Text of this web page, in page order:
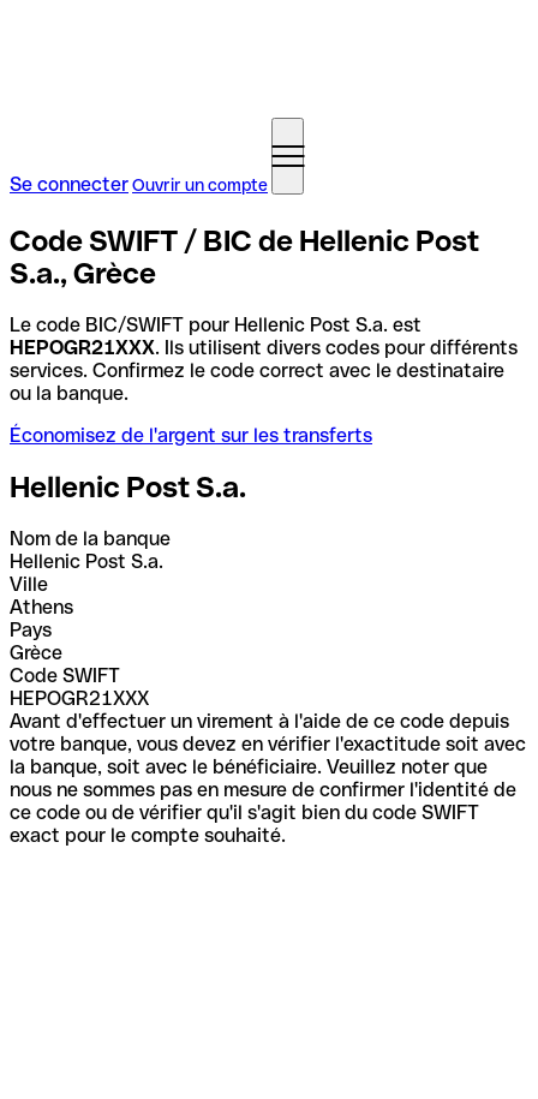
Se connecterOuvrir un compte
Code SWIFT / BIC de Hellenic Post
S.a., Grèce
Le code BIC/SWIFT pour Hellenic Post S.a. est
HEPOGR21XXX. Ils utilisent divers codes pour différents
services. Confirmez le code correct avec le destinataire
ou la banque.
Économisez de l'argent sur les transferts
Hellenic Post S.a.
Nom de la banque
Hellenic Post S.a.
Ville
Athens
Pays
Grèce
Code SWIFT
HEPOGR21XXX
Avant d'effectuer un virement à l'aide de ce code depuis
votre banque, vous devez en vérifier l'exactitude soit avec
la banque, soit avec le bénéficiaire. Veuillez noter que
nous ne sommes pas en mesure de confirmer l'identité de
ce code ou de vérifier qu'il s'agit bien du code SWIFT
exact pour le compte souhaité.